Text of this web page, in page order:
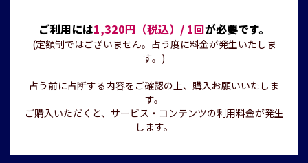
ご利用には1,320円（税込）/ 1回が必要です。
(定額制ではございません。占う度に料金が発生いたしま
す。)
占う前に占断する内容をご確認の上、購入お願いいたしま
す。
ご購入いただくと、サービス・コンテンツの利用料金が発生
します。